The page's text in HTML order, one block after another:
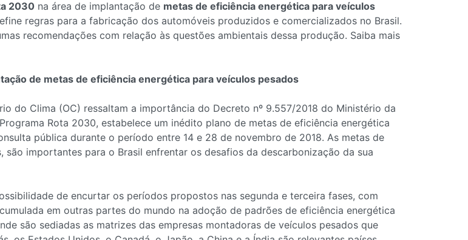
2030na área de implantação de metas de eficiência energética para veículos
regras para a fabricação dos automóveis produzidos e comercializados no Brasil.
recomendações com relação às questões ambientais dessa produção. Saiba mais
de metas de eficiência energética para veículos pesados
do Clima (OC) ressaltam a importância do Decreto nº 9.557/2018 do Ministério da
Rota 2030, estabelece um inédito plano de metas de eficiência energética
pública durante o período entre 14 e 28 de novembro de 2018. As metas de
importantes para o Brasil enfrentar os desafios da descarbonização da sua
de encurtar os períodos propostos nas segunda e terceira fases, com
em outras partes do mundo na adoção de padrões de eficiência energética
são sediadas as matrizes das empresas montadoras de veículos pesados que